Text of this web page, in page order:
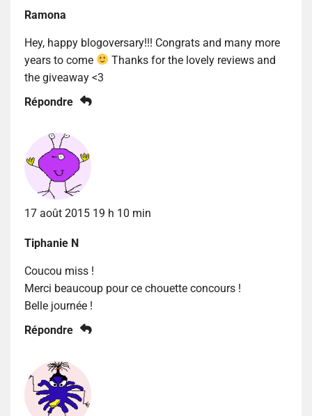
Ramona
Hey, happy blogoversary!!! Congrats and many more
years to come
Thanks for the lovely reviews and
the giveaway <3
Répondre
17 août 2015 19 h 10 min
Tiphanie N
Coucou miss !
Merci beaucoup pour ce chouette concours !
Belle journée !
Répondre